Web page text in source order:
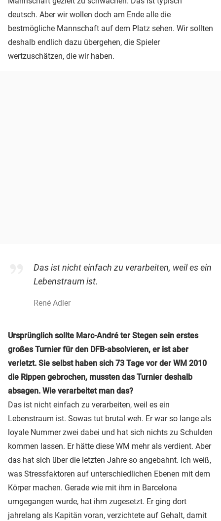
deutsch. Aber wir wollen doch am Ende alle die
bestmögliche Mannschaft auf dem Platz sehen. Wir sollten
deshalb endlich dazu übergehen, die Spieler
wertzuschätzen, die wir haben.
Das ist nicht einfach zu verarbeiten, weil es ein
Lebenstraum ist.
René Adler
Ursprünglich sollte Marc-André ter Stegen sein erstes
großes Turnier für den DFB-absolvieren, er ist aber
verletzt. Sie selbst haben sich 73 Tage vor der WM 2010
die Rippen gebrochen, mussten das Turnier deshalb
absagen. Wie verarbeitet man das?
Das ist nicht einfach zu verarbeiten, weil es ein
Lebenstraum ist. Sowas tut brutal weh. Er war so lange als
loyale Nummer zwei dabei und hat sich nichts zu Schulden
kommen lassen. Er hätte diese WM mehr als verdient. Aber
das hat sich über die letzten Jahre so angebahnt. Ich weiß,
was Stressfaktoren auf unterschiedlichen Ebenen mit dem
Körper machen. Gerade wie mit ihm in Barcelona
umgegangen wurde, hat ihm zugesetzt. Er ging dort
jahrelang als Kapitän voran, verzichtete auf Gehalt, damit